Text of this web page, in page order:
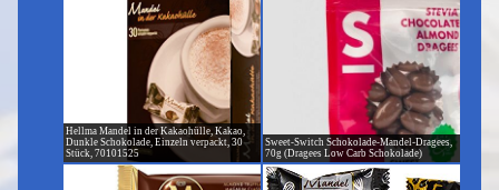
Hellma Mandel in der Kakaohülle, Kakao,
Dunkle Schokolade, Einzeln verpackt, 30
Stück, 70101525
Sweet-Switch Schokolade-Mandel-Dragees,
70g (Dragees Low Carb Schokolade)